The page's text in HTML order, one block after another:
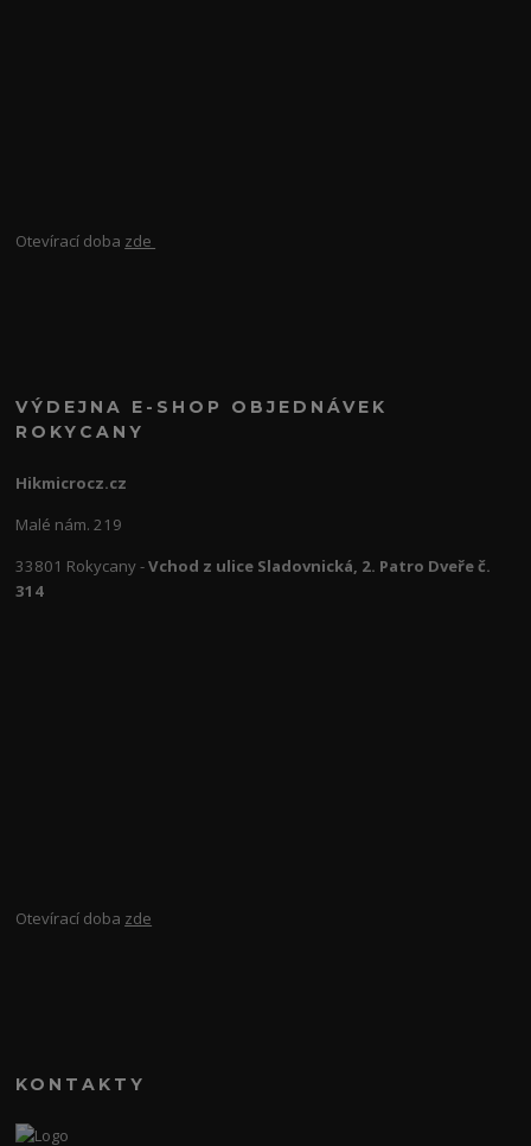
Otevírací doba zde
VÝDEJNA E-SHOP OBJEDNÁVEK
ROKYCANY
Hikmicrocz.cz
Malé nám. 219
33801 Rokycany -Vchod z ulice Sladovnická, 2. Patro Dveře č.
314
Otevírací doba zde
KONTAKTY